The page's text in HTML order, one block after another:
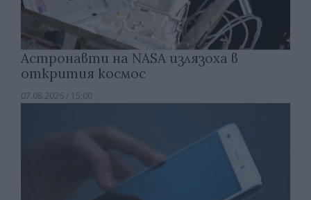
Астронавти на NASA излязоха в
открития космос
07.08.2026 / 15:00